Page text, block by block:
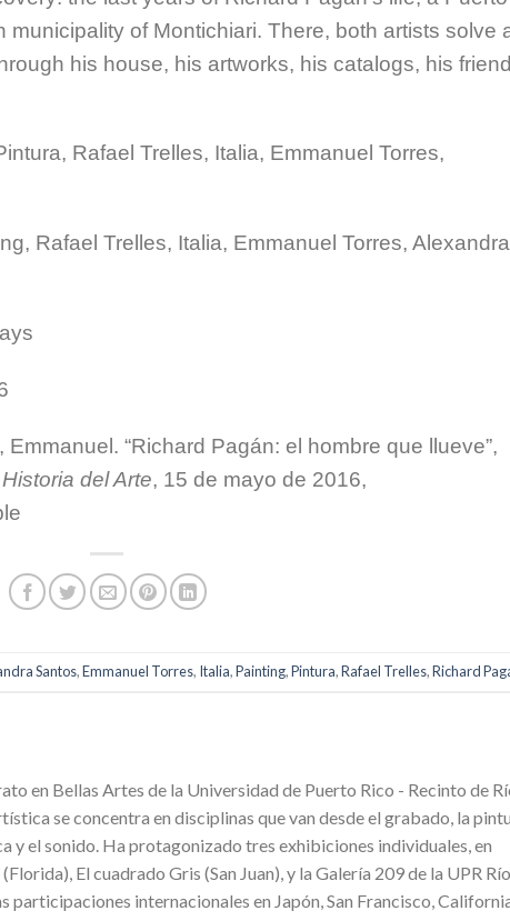
municipality of Montichiari. There, both artists solve
his house, his artworks, his catalogs, his
Rafael Trelles, Italia, Emmanuel Torres,
Rafael Trelles, Italia, Emmanuel Torres, Alexandra
Emmanuel. “Richard Pagán: el hombre que llueve”,
del Arte, 15 de mayo de 2016,
Santos,Emmanuel Torres, Italia,Painting,Pintura,Rafael Trelles,Richard
en Bellas Artes de la Universidad de Puerto Rico - Recinto de
se concentra en disciplinas que van desde el grabado, la
y el sonido. Ha protagonizado tres exhibiciones individuales, en
El cuadrado Gris (San Juan), y la Galería 209 de la UPR Río
participaciones internacionales en Japón, San Francisco,